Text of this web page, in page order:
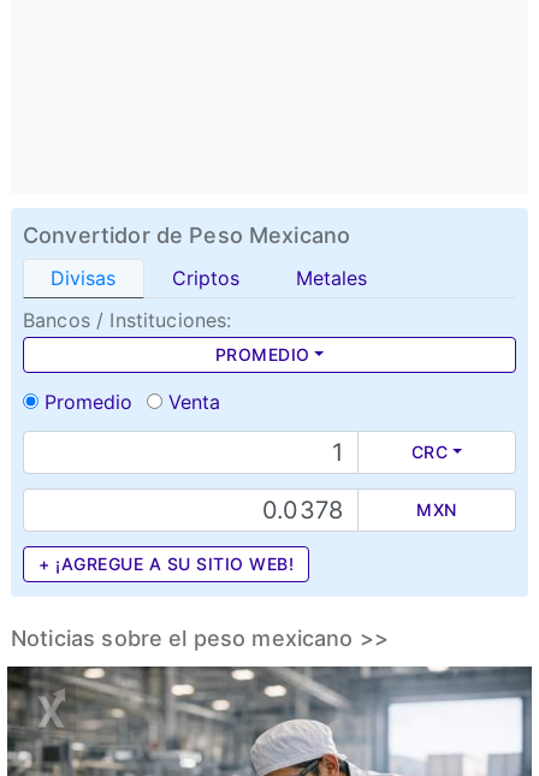
Convertidor de Peso Mexicano
Divisas Criptos
Metales
Bancos / Instituciones:
PROMEDIO
Promedio Venta
CRC
MXN
+ ¡AGREGUE A SU SITIO WEB!
Noticias sobre el peso mexicano >>